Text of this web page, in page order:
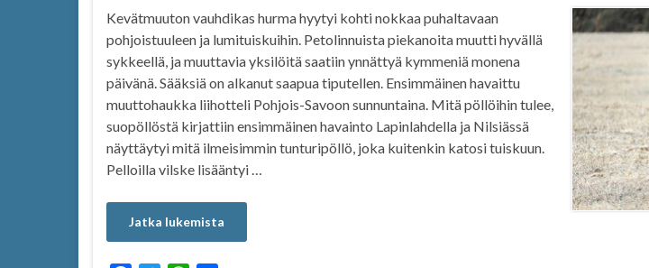
Kevätmuuton vauhdikas hurma hyytyi kohti nokkaa puhaltavaan
pohjoistuuleen ja lumituiskuihin. Petolinnuista piekanoita muutti hyvällä
sykkeellä, ja muuttavia yksilöitä saatiin ynnättyä kymmeniä monena
päivänä. Sääksiä on alkanut saapua tiputellen. Ensimmäinen havaittu
muuttohaukka liihotteli Pohjois-Savoon sunnuntaina. Mitä pöllöihin tulee,
suopöllöstä kirjattiin ensimmäinen havainto Lapinlahdella ja Nilsiässä
näyttäytyi mitä ilmeisimmin tunturipöllö, joka kuitenkin katosi tuiskuun.
Pelloilla vilske lisääntyi …
Jatka lukemista